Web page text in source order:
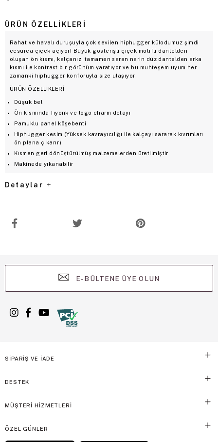
ÜRÜN ÖZELLIKLERI
Rahat ve havalı duruşuyla çok sevilen hiphugger külodumuz şimdi
cesurca çiçek açıyor! Büyük gösterişli çiçek motifli dantelden
oluşan ön kısmı, kalçanızı tamamen saran narin düz dantelden arka
kısmı ile kontrast bir görünüm yaratıyor ve bu muhteşem uyum her
zamanki hiphugger konforuyla size ulaşıyor.
ÜRÜN ÖZELLİKLERİ
Düşük bel
Ön kısmında fiyonk ve logo charm detayı
Pamuklu panel köşebenti
Hiphugger kesim (Yüksek kavrayıcılığı ile kalçayı sararak kıvrımları
ön plana çıkarır.)
Kısmen geri dönüştürülmüş malzemelerden üretilmiştir
Makinede yıkanabilir
Detaylar
E-BÜLTENE ÜYE OLUN
SİPARİŞ VE İADE
DESTEK
MÜŞTERİ HİZMETLERİ
ÖZEL GÜNLER